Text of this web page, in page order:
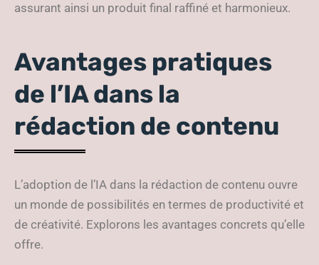
assurant ainsi un produit final raffiné et harmonieux.
Avantages pratiques
de l’IA dans la
rédaction de contenu
L’adoption de l’IA dans la rédaction de contenu ouvre
un monde de possibilités en termes de productivité et
de créativité. Explorons les avantages concrets qu’elle
offre.